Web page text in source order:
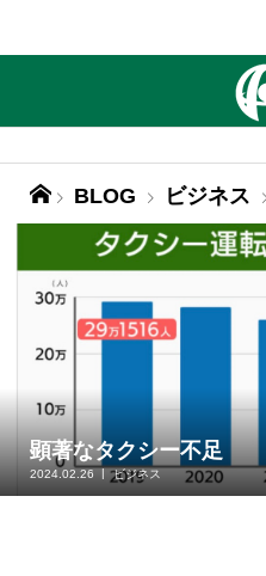
BLOG ビジネス
顕著なタクシー不足
2024.02.26 ビジネス